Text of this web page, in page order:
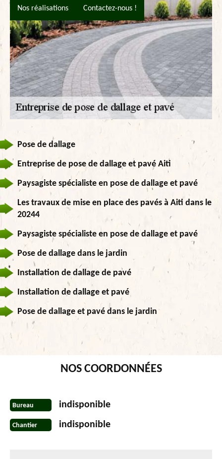
Nos réalisations Contactez-nous !
Pose de dallage
Entreprise de pose de dallage et pavé Aiti
Paysagiste spécialiste en pose de dallage et pavé
Les travaux de mise en place des pavés à Aiti dans le
20244
Paysagiste spécialiste en pose de dallage et pavé
Pose de dallage dans le jardin
Installation de dallage de pavé
Installation de dallage et pavé
Pose de dallage et pavé dans le jardin
NOS COORDONNÉES
Bureau indisponible
Chantier indisponible